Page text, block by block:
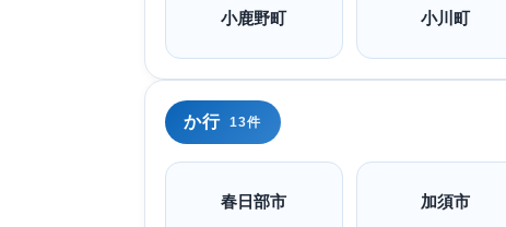
小鹿野町 小川町
か行 13件
春日部市 加須市